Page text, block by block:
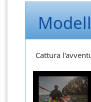
Cattura